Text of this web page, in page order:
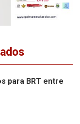
para BRT entre